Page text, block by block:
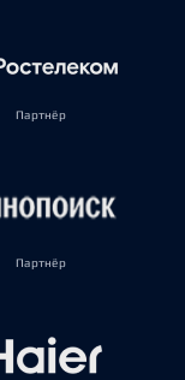
Партнёр
Партнёр